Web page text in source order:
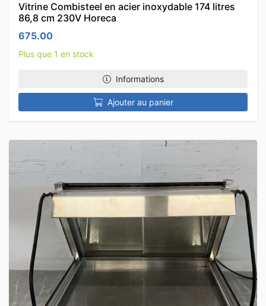
Vitrine Combisteel en acier inoxydable 174 litres
86,8 cm 230V Horeca
675.00
Plus que 1 en stock
Informations
Ajouter au panier